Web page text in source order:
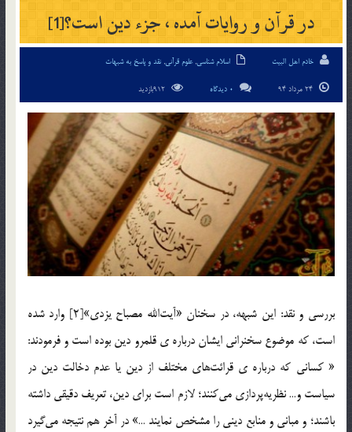
در قرآن و روايات آمده ، جزء دين است؟[1]
خادم اهل البیت اسلام شناسی,علوم قرآنی, نقد و پاسخ به شبهات
0 دیدگاه
بررسي و نقد: اين شبهه، در سخنان «آيت‎الله مصباح يزدي»[2] وارد شده
است، كه موضوع سخنراني ايشان درباره ي قلمرو دين بوده است و فرمودند:‌
« كساني كه درباره ي قرائت‎هاي مختلف از دين يا عدم دخالت دين در
سياست و… نظريه‎پردازي مي‎كنند؛ لازم است براي دين، تعريف دقيقي داشته
باشند؛ و مباني و منابع ديني را مشخص نمايند …» در آخر هم نتيجه مي‎گيرد